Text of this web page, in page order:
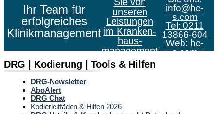
Ihr Team für
erfolgreiches
Klinikmanagement
unseren
Leistungen
im Kranken­
haus­
management
info@hc-
s.com
Tel: 0211
13866-604
Web: hc-
s.com
DRG | Kodierung | Tools & Hilfen
DRG-Newsletter
AboAlert
DRG Chat
Kodierleitfäden & Hilfen 2026